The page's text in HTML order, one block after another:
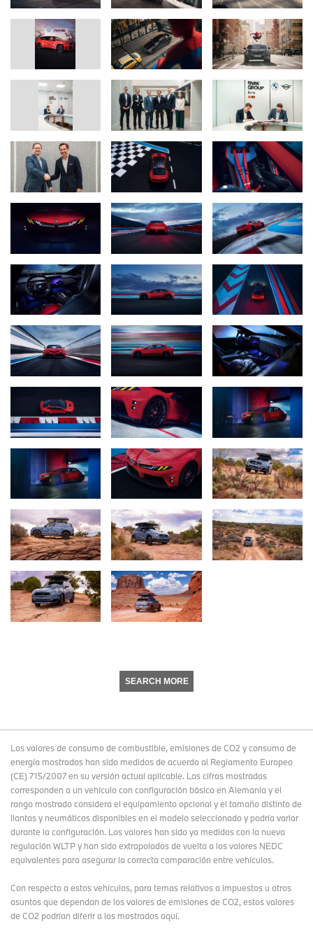
SEARCH MORE
Los valores de consumo de combustible, emisiones de CO2 y consumo de
energía mostrados han sido medidos de acuerdo al Reglamento Europeo
(CE) 715/2007 en su versión actual aplicable. Las cifras mostradas
corresponden a un vehículo con configuración básica en Alemania y el
rango mostrado considera el equipamiento opcional y el tamaño distinto de
llantas y neumáticos disponibles en el modelo seleccionado y podría variar
durante la configuración. Los valores han sido ya medidos con la nueva
regulación WLTP y han sido extrapolados de vuelta a los valores NEDC
equivalentes para asegurar la correcta comparación entre vehículos.
Con respecto a estos vehículos, para temas relativos a impuestos u otros
asuntos que dependan de los valores de emisiones de CO2, estos valores
de CO2 podrían diferir a los mostrados aquí.